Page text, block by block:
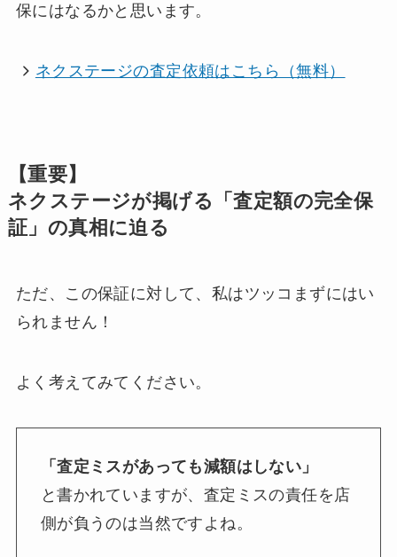
保にはなるかと思います。
ネクステージの査定依頼はこちら（無料）
【重要】
ネクステージが掲げる「査定額の完全保
証」の真相に迫る
ただ、この保証に対して、私はツッコまずにはい
られません！
よく考えてみてください。
「査定ミスがあっても減額はしない」
と書かれていますが、査定ミスの責任を店
側が負うのは当然ですよね。